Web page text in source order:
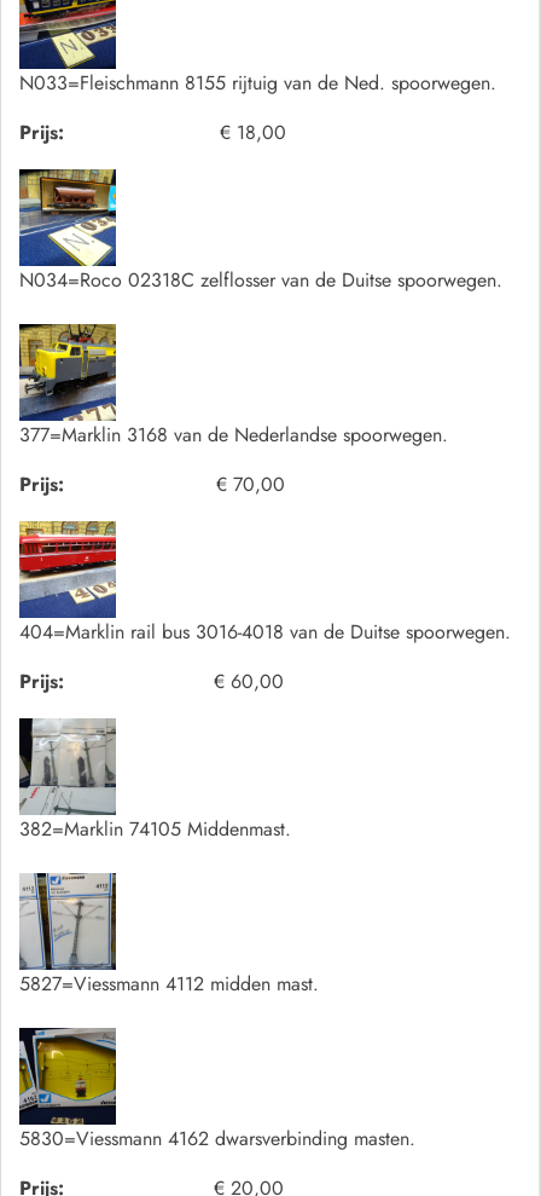
N033=Fleischmann 8155 rijtuig van de Ned. spoorwegen.
Prijs:
€ 18,00
N034=Roco 02318C zelflosser van de Duitse spoorwegen.
377=Marklin 3168 van de Nederlandse spoorwegen.
Prijs:
€ 70,00
404=Marklin rail bus 3016-4018 van de Duitse spoorwegen.
Prijs:
€ 60,00
382=Marklin 74105 Middenmast.
5827=Viessmann 4112 midden mast.
5830=Viessmann 4162 dwarsverbinding masten.
Prijs:
€ 20,00